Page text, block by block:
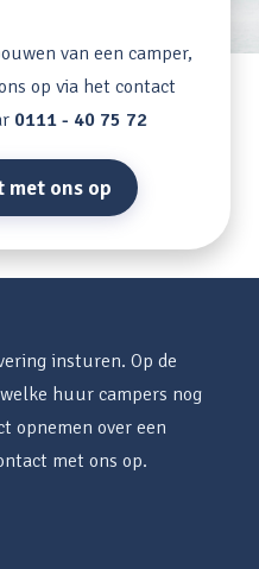
van een camper,
op via het contact
0111 - 40 75 72
met ons op
insturen. Op de
huur campers nog
opnemen over een
met ons op.